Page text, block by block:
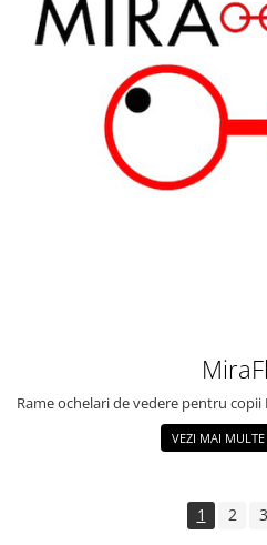
Rame ochelari de vedere pentru
VEZI MAI
1 2 3